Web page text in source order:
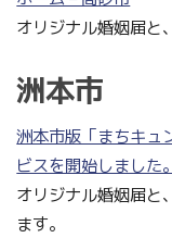
オリジナル婚姻届と
洲本市
洲本市版「まちキュ
ビスを開始しました
オリジナル婚姻届と
ます。